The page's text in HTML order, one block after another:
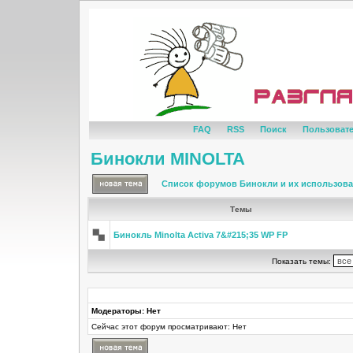
FAQ RSS Поиск
Бинокли MINOLTA
Список форумов Бинокли и их
Темы
Бинокль Minolta Activa 7&#215;35 WP FP
Показать темы:
Модераторы: Нет
Сейчас этот форум просматривают: Нет